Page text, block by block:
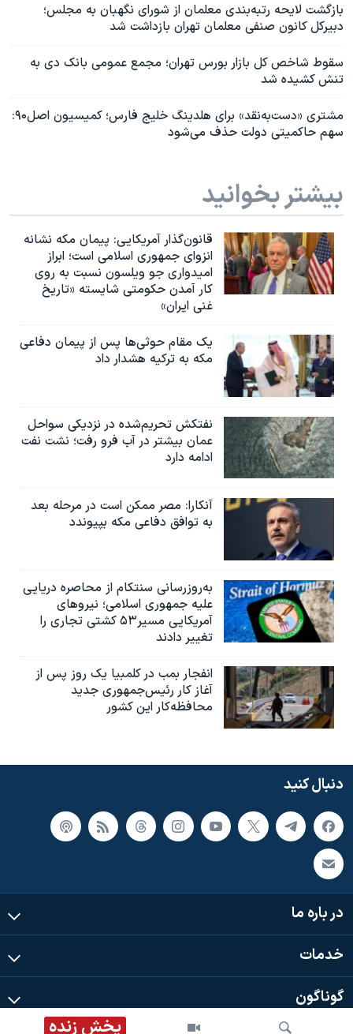
پخش زنده
بازگشت لایحه رتبه‌بندی معلمان از شورای نگهبان به مجلس؛
دبیرکل کانون صنفی معلمان تهران بازداشت شد
سقوط شاخص کل بازار بورس تهران؛ مجمع عمومی بانک دی به
تنش کشیده شد
مشتری «دست‌به‌نقد» برای هلدینگ خلیج فارس؛ کمیسیون اصل۹۰:
سهم حاکمیتی دولت حذف می‌شود
بیشتر بخوانید
قانون‌گذار آمریکایی: پیمان مکه نشانه
انزوای جمهوری اسلامی است؛ ابراز
امیدواری جو ویلسون نسبت به روی
کار آمدن حکومتی شایسته «تاریخ
غنی ایران»
یک مقام حوثی‌ها پس از پیمان دفاعی
مکه به ترکیه هشدار داد
نفتکش تحریم‌شده در نزدیکی سواحل
عمان بیشتر در آب فرو رفت؛ نشت نفت
ادامه دارد
آنکارا: مصر ممکن است در مرحله بعد
به توافق دفاعی مکه بپیوندد
به‌روزرسانی سنتکام از محاصره دریایی
علیه جمهوری اسلامی؛ نیروهای
آمریکایی مسیر۵۳ کشتی تجاری را
تغییر دادند
انفجار بمب‌‌ در کلمبیا یک روز پس از
آغاز کار رئیس‌جمهوری جدید
محافظه‌کار این کشور
دنبال کنید
در باره ما
خدمات
گوناگون